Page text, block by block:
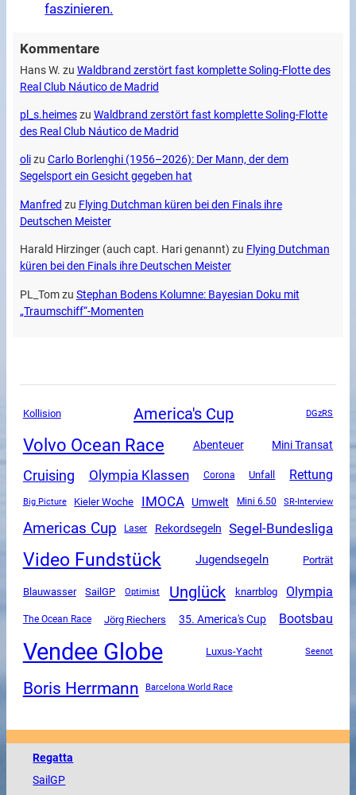
faszinieren.
Kommentare
Hans W. zu Waldbrand zerstört fast komplette Soling-Flotte des
Real Club Náutico de Madrid
pl_s.heimeszu Waldbrand zerstört fast komplette Soling-Flotte
des Real Club Náutico de Madrid
olizu Carlo Borlenghi (1956–2026): Der Mann, der dem
Segelsport ein Gesicht gegeben hat
Manfred zu Flying Dutchman küren bei den Finals ihre
Deutschen Meister
Harald Hirzinger (auch capt. Hari genannt) zu Flying Dutchman
küren bei den Finals ihre Deutschen Meister
PL_Tomzu Stephan Bodens Kolumne: Bayesian Doku mit
„Traumschiff“-Momenten
Kollision America's Cup DGzRS
Volvo Ocean Race Abenteuer Mini Transat
Cruising Olympia Klassen Corona Unfall Rettung
Big Picture Kieler Woche IMOCA Umwelt Mini 6.50 SR-Interview
Americas Cup Laser Rekordsegeln Segel-Bundesliga
Video Fundstück Jugendsegeln Porträt
Blauwasser SailGP Optimist Unglück knarrblog Olympia
The Ocean Race Jörg Riechers 35. America's Cup Bootsbau
Vendee Globe Luxus-Yacht Seenot
Boris Herrmann Barcelona World Race
Regatta
SailGP